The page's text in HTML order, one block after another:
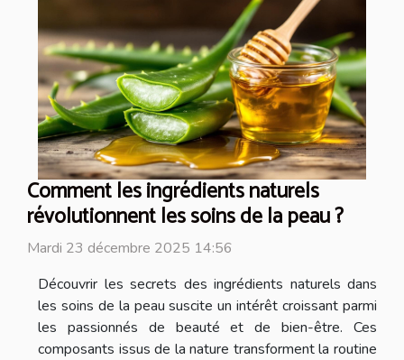
Comment les ingrédients naturels
révolutionnent les soins de la peau ?
Mardi 23 décembre 2025 14:56
Découvrir les secrets des ingrédients naturels dans
les soins de la peau suscite un intérêt croissant parmi
les passionnés de beauté et de bien-être. Ces
composants issus de la nature transforment la routine